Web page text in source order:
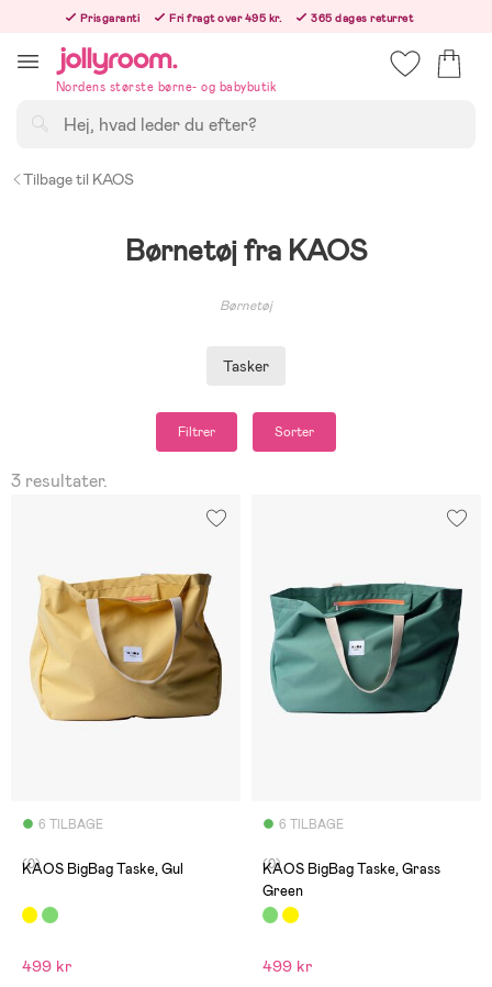
innehållet
Prisgaranti Fri fragt over 495 kr.
365 dages returret
Nordens største børne- og babybutik
Tilbage til KAOS
Børnetøj fra KAOS
Børnetøj
Tasker
Filtrer Sorter
3 resultater.
6 TILBAGE
(0)
KAOS BigBag Taske, Gul
499 kr
6 TILBAGE
(0)
KAOS BigBag Taske, Grass
Green
499 kr